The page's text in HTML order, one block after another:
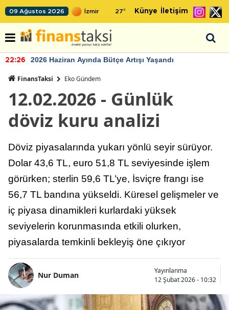
09 Ağustos 2026 27° Künye İletişim
22:26 2026 Haziran Ayında Bütçe Artışı Yaşandı
FinansTaksi Eko Gündem
12.02.2026 - Günlük
döviz kuru analizi
Döviz piyasalarında yukarı yönlü seyir sürüyor.
Dolar 43,6 TL, euro 51,8 TL seviyesinde işlem
görürken; sterlin 59,6 TL’ye, İsviçre frangı ise
56,7 TL bandına yükseldi. Küresel gelişmeler ve
iç piyasa dinamikleri kurlardaki yüksek
seviyelerin korunmasında etkili olurken,
piyasalarda temkinli bekleyiş öne çıkıyor
Nur Duman
Yayınlanma
12 Şubat 2026 - 10:32